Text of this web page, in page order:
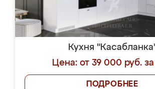
Кухня
Цена: от 39 000 руб.
ПОДРОБНЕЕ